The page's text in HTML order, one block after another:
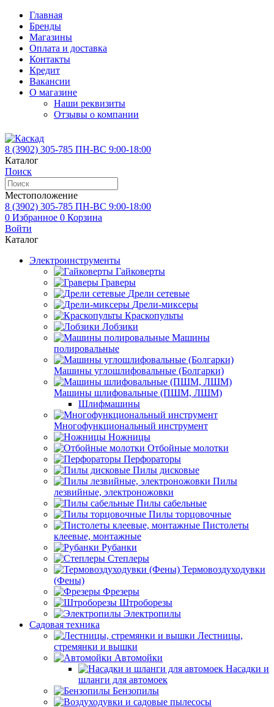
Главная
Бренды
Магазины
Оплата и доставка
Контакты
Кредит
Вакансии
О магазине
Наши реквизиты
Отзывы о компании
8 (3902) 305-785 ПН-ВС 9:00-18:00
Каталог
Поиск
Местоположение
8 (3902) 305-785 ПН-ВС 9:00-18:00
0 Избранное 0 Корзина
Войти
Каталог
Электроинструменты
Гайковерты
Граверы
Дрели сетевые
Дрели-миксеры
Краскопульты
Лобзики
Машины
полировальные
Машины углошлифовальные (Болгарки)
Машины шлифовальные (ПШМ, ЛШМ)
Шлифмашины
Многофункциональный инструмент
Ножницы
Отбойные молотки
Перфораторы
Пилы дисковые
Пилы
лезвийные, электроножовки
Пилы сабельные
Пилы торцовочные
Пистолеты
клеевые, монтажные
Рубанки
Степлеры
Термовоздуходувки
(Фены)
Фрезеры
Штроборезы
Электропилы
Садовая техника
Лестницы,
стремянки и вышки
Автомойки
Насадки и
шланги для автомоек
Бензопилы